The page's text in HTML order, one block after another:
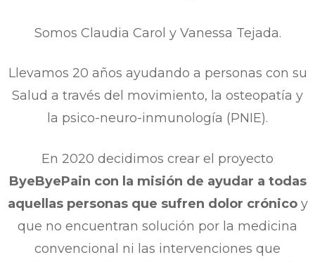
Somos Claudia Carol y Vanessa Tejada.
Llevamos 20 años ayudando a personas con su
Salud a través del movimiento, la osteopatía y
la psico-neuro-inmunología (PNIE).
En 2020 decidimos crear el proyecto
ByeByePain con la misión de ayudar a todas
aquellas personas que sufren dolor crónicoy
que no encuentran solución por la medicina
convencional ni las intervenciones que